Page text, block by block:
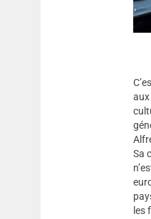
aux
Sa
les